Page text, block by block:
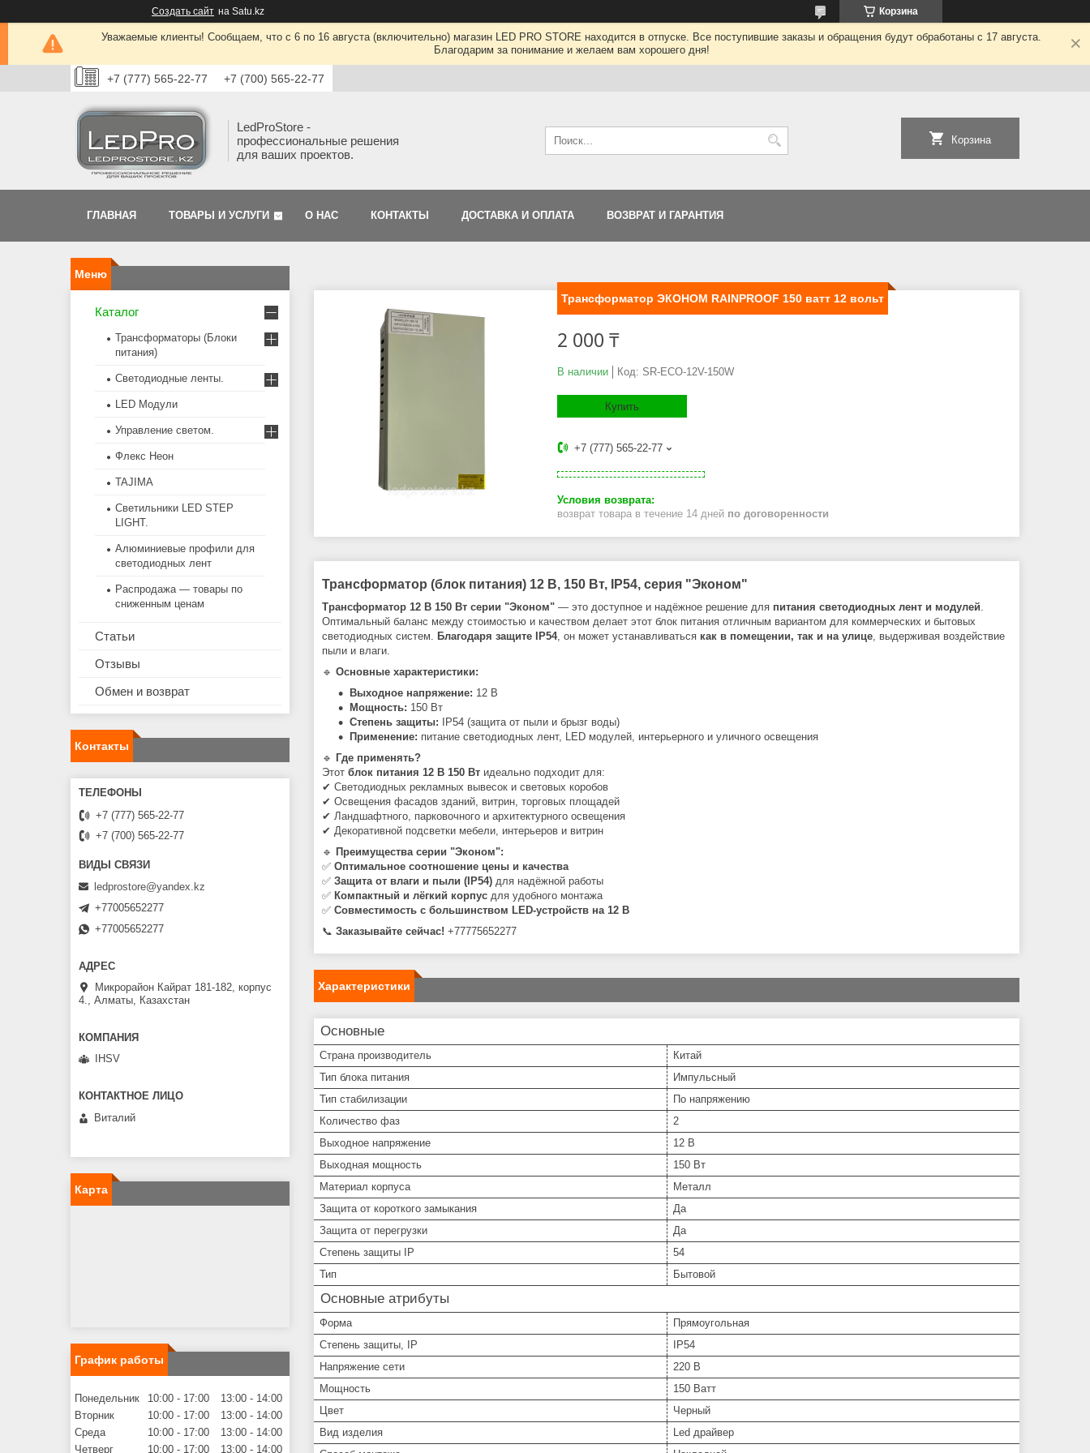
Создать сайт на Satu.kz Корзина
Уважаемые клиенты! Сообщаем, что с 6 по 16 августа (включительно) магазин LED PRO STORE находится в отпуске. Все поступившие заказы и обращения будут обработаны с 17 августа.
Благодарим за понимание и желаем вам хорошего дня!
+7 (777) 565-22-77 +7 (700) 565-22-77
LedProStore -
профессиональные решения
для ваших проектов.
Корзина
ГЛАВНАЯ ТОВАРЫ И УСЛУГИ О НАС КОНТАКТЫ ДОСТАВКА И ОПЛАТА ВОЗВРАТ И ГАРАНТИЯ
Трансформатор ЭКОНОМ RAINPROOF 150 ватт 12 вольт
2 000 ₸
В наличии Код: SR-ECO-12V-150W
Купить
+7 (777) 565-22-77
возврат товара в течение 14 дней по договоренности
Трансформатор (блок питания) 12 В, 150 Вт, IP54, серия "Эконом"
Трансформатор 12 В 150 Вт серии "Эконом" — это доступное и надёжное решение для питания светодиодных лент и модулей
Оптимальный баланс между стоимостью и качеством делает этот блок питания отличным вариантом для коммерческих и бытовых
светодиодных систем.
Благодаря защите IP54, он может устанавливаться как в помещении, так и на улице , выдерживая воздействие
пыли и влаги.
🔹 Основные характеристики:
Выходное напряжение: 12 В
Мощность: 150 Вт
Степень защиты: IP54 (защита от пыли и брызг воды)
Применение: питание светодиодных лент, LED модулей, интерьерного и уличного освещения
🔹 Где применять?
Этот блок питания 12 В 150 Вт идеально подходит для:
✔ Светодиодных рекламных вывесок и световых коробов
✔ Освещения фасадов зданий, витрин, торговых площадей
✔ Ландшафтного, парковочного и архитектурного освещения
✔ Декоративной подсветки мебели, интерьеров и витрин
🔹 Преимущества серии "Эконом":
✅ Оптимальное соотношение цены и качества
✅ Защита от влаги и пыли (IP54) для надёжной работы
✅ Компактный и лёгкий корпус для удобного монтажа
✅ Совместимость с большинством LED-устройств на 12 В
📞 Заказывайте сейчас! +77775652277
Характеристики
Основные
Страна производитель
Китай
Тип блока питания
Импульсный
Тип стабилизации
По напряжению
Количество фаз
2
Выходное напряжение
12 В
Выходная мощность
150 Вт
Материал корпуса
Металл
Защита от короткого замыкания
Да
Защита от перегрузки
Да
Степень защиты IP
54
Тип
Бытовой
Основные атрибуты
Форма
Прямоугольная
Степень защиты, IP
IP54
Напряжение сети
220 В
Мощность
150 Ватт
Цвет
Черный
Вид изделия
Led драйвер
Каталог
Трансформаторы (Блоки
питания)
Светодиодные ленты.
LED Модули
Управление светом.
Флекс Неон
TAJIMA
Светильники LED STEP
LIGHT.
Алюминиевые профили для
светодиодных лент
Распродажа — товары по
сниженным ценам
Статьи
Отзывы
Обмен и возврат
Контакты
+7 (777) 565-22-77
+7 (700) 565-22-77
ledprostore@yandex.kz
+77005652277
+77005652277
Микрорайон Кайрат 181-182, корпус
4., Алматы, Казахстан
IHSV
Виталий
Карта
График работы
Понедельник 10:00 17:00 13:00
14:00
Вторник
10:00 17:00 13:00
14:00
Среда
10:00 17:00 13:00
14:00
Четверг
10:00 17:00 13:00 14:00